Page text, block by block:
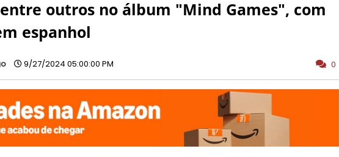
outros no álbum "Mind Games", com
espanhol
9/27/2024 05:00:00 PM 0